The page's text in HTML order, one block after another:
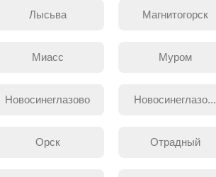
Лысьва Магнитогорск
Миасс Муром
Новосинеглазово Новосинеглазо...
Орск Отрадный